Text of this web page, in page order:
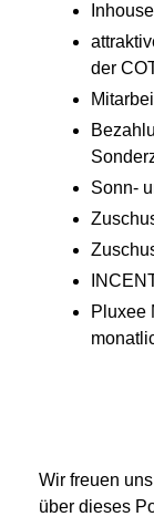
der
Sonn-
Pluxee
Wir freuen
über dieses